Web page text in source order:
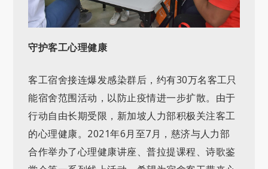
守护客工心理健康
客工宿舍接连爆发感染群后，约有30万名客工只
能宿舍范围活动，以防止疫情进一步扩散。由于
行动自由长期受限，新加坡人力部积极关注客工
的心理健康。2021年6月至7月，慈济与人力部
合作举办了心理健康讲座、普拉提课程、诗歌鉴